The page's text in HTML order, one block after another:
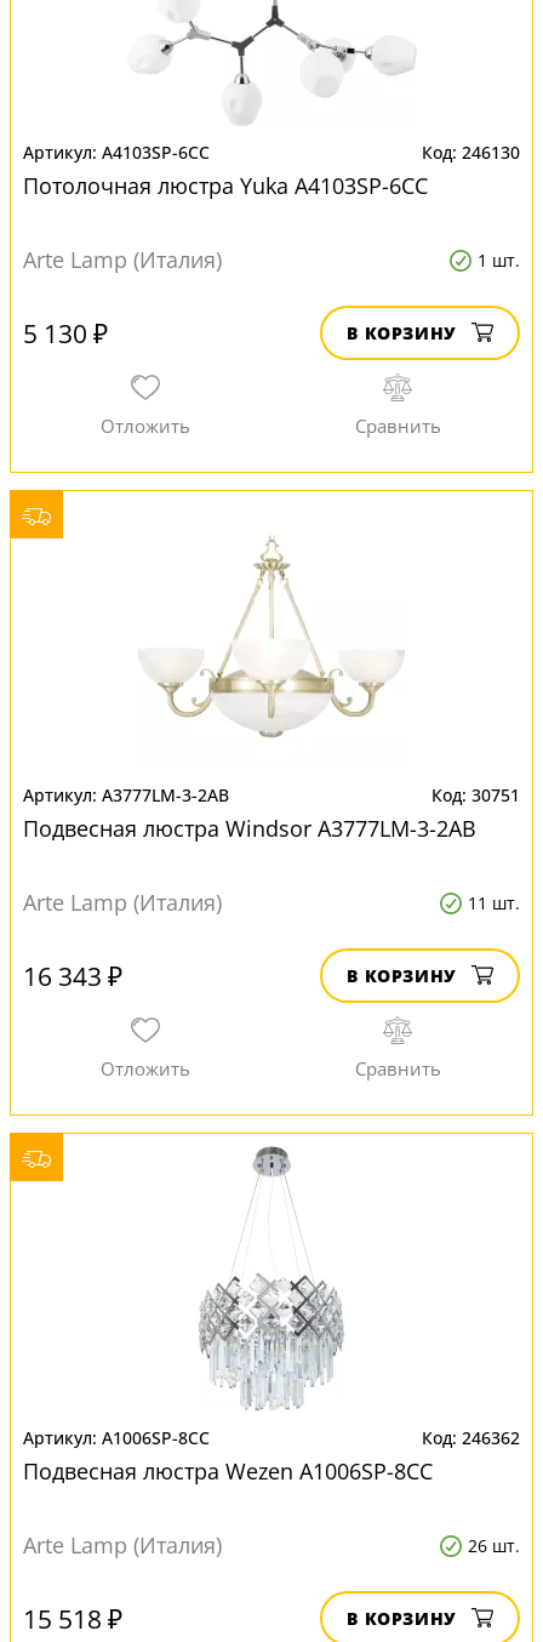
A4103SP-6CC 246130
Потолочная люстра Yuka A4103SP-6CC
Arte Lamp (Италия) 1 шт.
5 130 ₽ В КОРЗИНУ
A3777LM-3-2AB 30751
Подвесная люстра Windsor A3777LM-3-2AB
Arte Lamp (Италия) 11 шт.
16 343 ₽ В КОРЗИНУ
A1006SP-8CC 246362
Подвесная люстра Wezen A1006SP-8CC
Arte Lamp (Италия) 26 шт.
15 518 ₽ В КОРЗИНУ